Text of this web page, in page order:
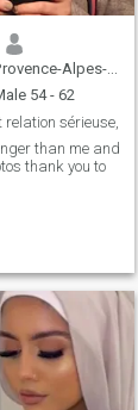
Alpes-Côte d'Azur, France
54 - 62
relation sérieuse,
than me and
thank you to